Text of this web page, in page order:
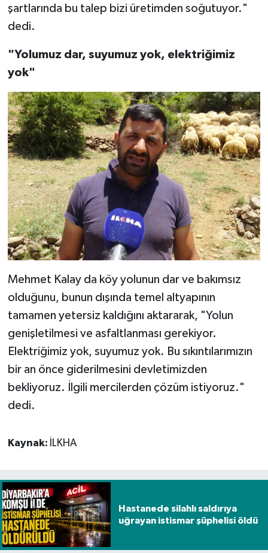
şartlarında bu talep bizi üretimden soğutuyor."
dedi.
"Yolumuz dar, suyumuz yok, elektriğimiz
yok"
Mehmet Kalay da köy yolunun dar ve bakımsız
olduğunu, bunun dışında temel altyapının
tamamen yetersiz kaldığını aktararak, "Yolun
genişletilmesi ve asfaltlanması gerekiyor.
Elektriğimiz yok, suyumuz yok. Bu sıkıntılarımızın
bir an önce giderilmesini devletimizden
bekliyoruz. İlgili mercilerden çözüm istiyoruz."
dedi.
Kaynak: İLKHA
Hastanede silahlı saldırıya
uğrayan istismar şüphelisi öldü